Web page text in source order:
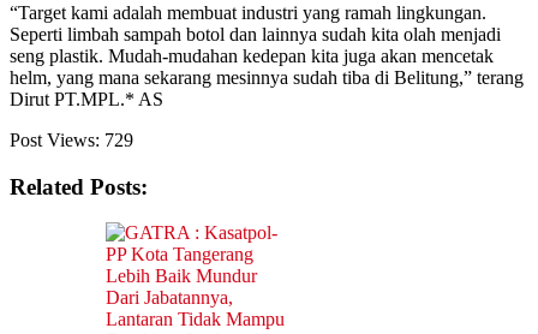
“Target kami adalah membuat industri yang ramah lingkungan.
Seperti limbah sampah botol dan lainnya sudah kita olah menjadi
seng plastik. Mudah-mudahan kedepan kita juga akan mencetak
helm, yang mana sekarang mesinnya sudah tiba di Belitung,” terang
Dirut PT.MPL.* AS
Post Views: 729
Related Posts: